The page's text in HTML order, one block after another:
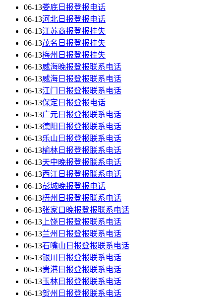
06-13娄底日报登报电话
06-13河北日报登报电话
06-13江苏商报登报挂失
06-13茂名日报登报挂失
06-13梅州日报登报挂失
06-13威海晚报登报联系电话
06-13威海日报登报联系电话
06-13江门日报登报联系电话
06-13保定日报登报电话
06-13广元日报登报联系电话
06-13德阳日报登报联系电话
06-13乐山日报登报联系电话
06-13榆林日报登报联系电话
06-13天中晚报登报联系电话
06-13西江日报登报联系电话
06-13彭城晚报登报电话
06-13梧州日报登报联系电话
06-13张家口晚报登报联系电话
06-13 上饶日报登报联系电话
06-13兰州日报登报联系电话
06-13石嘴山日报登报联系电话
06-13银川日报登报联系电话
06-13贵港日报登报联系电话
06-13玉林日报登报联系电话
06-13贺州日报登报联系电话